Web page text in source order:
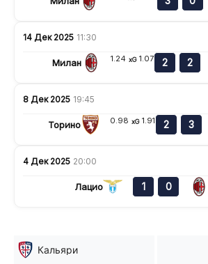
14 Дек 2025 11:30
Милан 1.24 xG 1.07 2 2
8 Дек 2025 19:45
Торино 0.98 xG 1.91 2 3
4 Дек 2025 20:00
Лацио 1 0
Кальяри